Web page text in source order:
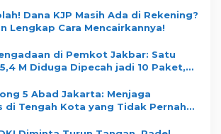
Dana KJP Masih Ada di Rekening?
Lengkap Cara Mencairkannya!
di Pemkot Jakbar: Satu
M Diduga Dipecah jadi 10 Paket,
5 Abad Jakarta: Menjaga
di Tengah Kota yang Tidak Pernah